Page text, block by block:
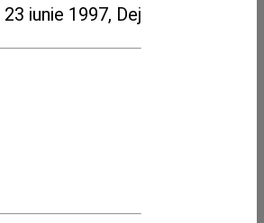
23 iunie 1997, Dej